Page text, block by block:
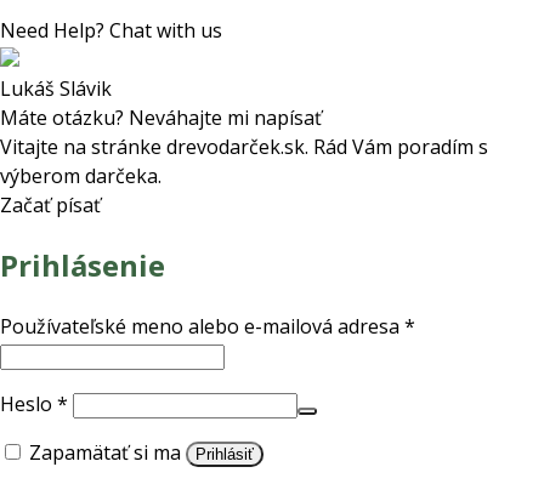
Need Help? Chat with us
Lukáš Slávik
Máte otázku? Neváhajte mi napísať
Vitajte na stránke drevodarček.sk. Rád Vám poradím s
výberom darčeka.
Začať písať
Prihlásenie
Používateľské meno alebo e-mailová adresa *
Heslo * Povinné
Zapamätať si ma
Prihlásiť